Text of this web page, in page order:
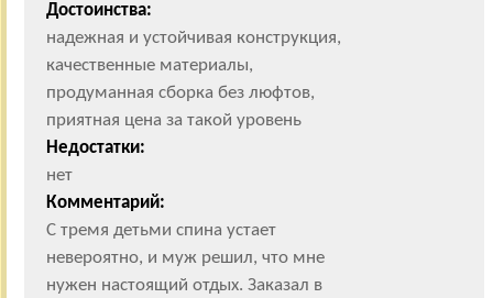
Достоинства:
надежная и устойчивая конструкция,
качественные материалы,
продуманная сборка без люфтов,
приятная цена за такой уровень
Недостатки:
нет
Комментарий:
С тремя детьми спина устает
невероятно, и муж решил, что мне
нужен настоящий отдых. Заказал в